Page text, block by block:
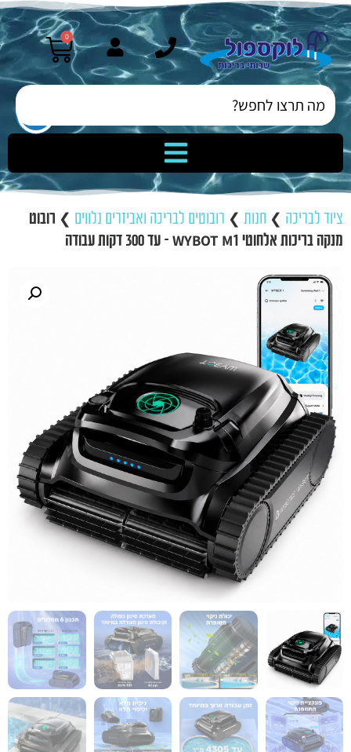
0
ציוד לבריכה ❯ חנות ❯ רובוטים לבריכה ואביזרים נלווים ❯ רובוט
מנקה בריכות אלחוטי WYBOT M1 – עד 300 דקות עבודה